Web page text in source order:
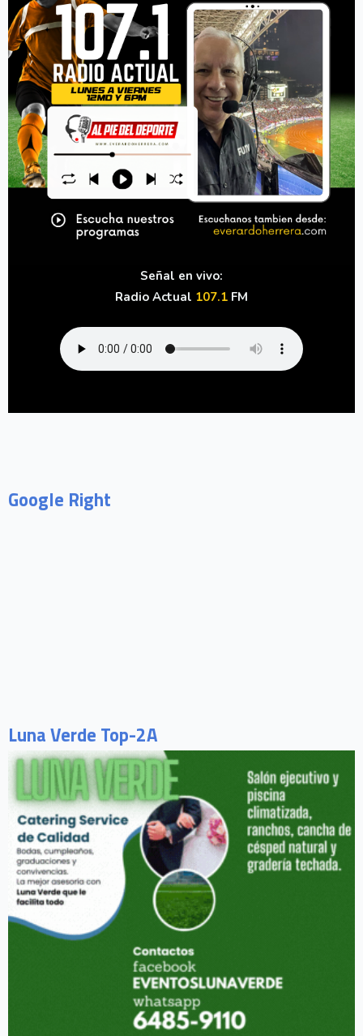
Señal en vivo:
Radio Actual 107.1 FM
Google Right
Luna Verde Top-2A